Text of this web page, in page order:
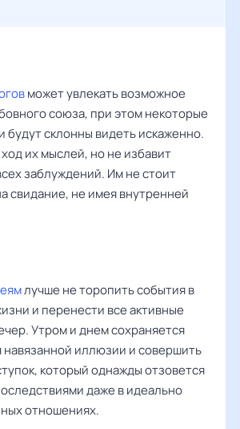
может увлекать возможное
союза, при этом некоторые
будут склонны видеть искаженно.
их мыслей, но не избавит
заблуждений. Им не стоит
свидание, не имея внутренней
лучше не торопить события в
и перенести все активные
Утром и днем сохраняется
навязанной иллюзии и совершить
который однажды отзовется
даже в идеально
отношениях.